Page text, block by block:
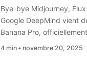
Bye-bye Midjourney,
Google DeepMind vient
Banana Pro,
4 min novembre 20, 2025